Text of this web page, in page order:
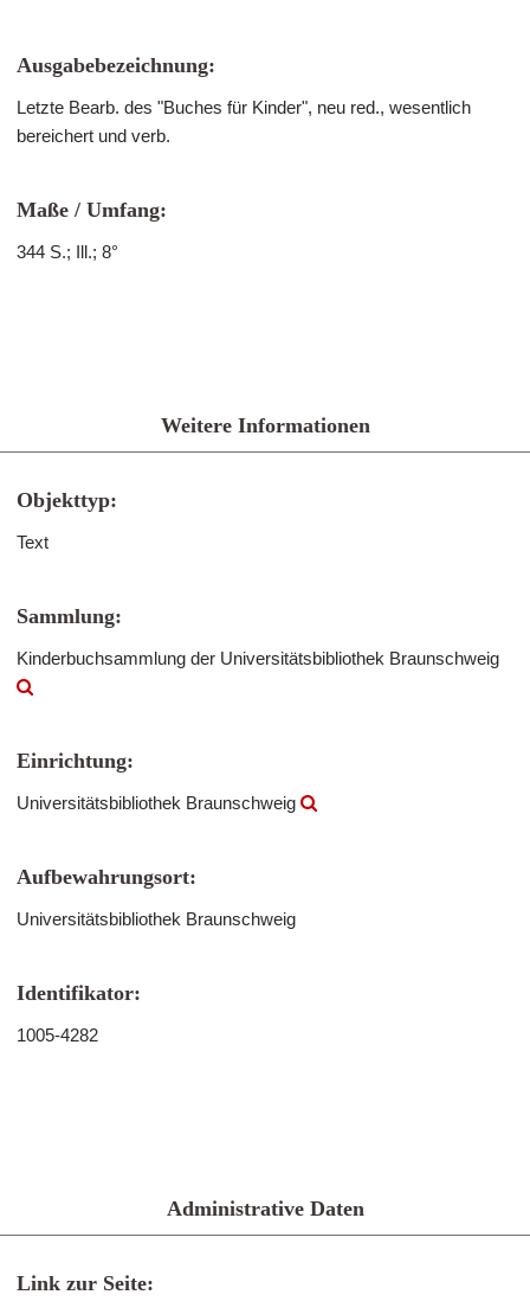
Ausgabebezeichnung:
Letzte Bearb. des "Buches für Kinder", neu red., wesentlich
bereichert und verb.
Maße / Umfang:
344 S.; Ill.; 8°
Weitere Informationen
Objekttyp:
Text
Sammlung:
Kinderbuchsammlung der Universitätsbibliothek Braunschweig
Einrichtung:
Universitätsbibliothek Braunschweig
Aufbewahrungsort:
Universitätsbibliothek Braunschweig
Identifikator:
1005-4282
Administrative Daten
Link zur Seite: